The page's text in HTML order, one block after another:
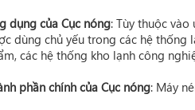
dụng của Cục nóng: Tùy thuộc
dùng chủ yếu trong các hệ thống
các hệ thống kho lạnh công
phần chính của Cục nóng: Máy